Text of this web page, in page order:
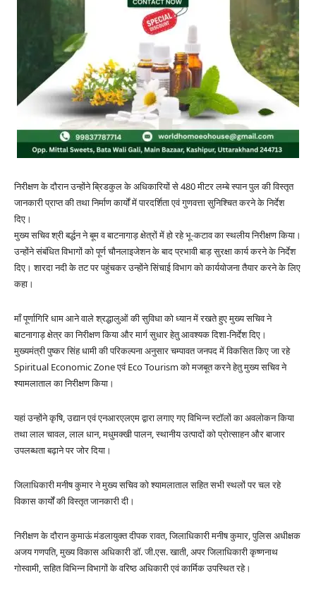
निरीक्षण के दौरान उन्होंने ब्रिडकुल के अधिकारियों से 480 मीटर लम्बे स्पान पुल की विस्तृत
जानकारी प्राप्त की तथा निर्माण कार्यों में पारदर्शिता एवं गुणवत्ता सुनिश्चित करने के निर्देश
दिए।
मुख्य सचिव श्री बर्द्धन ने बूम व बाटनागाड़ क्षेत्रों में हो रहे भू-कटाव का स्थलीय निरीक्षण किया।
उन्होंने संबंधित विभागों को पूर्ण चौनलाइजेशन के बाद प्रभावी बाड़ सुरक्षा कार्य करने के निर्देश
दिए। शारदा नदी के तट पर पहुंचकर उन्होंने सिंचाई विभाग को कार्ययोजना तैयार करने के लिए
कहा।
माँ पूर्णागिरि धाम आने वाले श्रद्धालुओं की सुविधा को ध्यान में रखते हुए मुख्य सचिव ने
बाटनागाड़ क्षेत्र का निरीक्षण किया और मार्ग सुधार हेतु आवश्यक दिशा-निर्देश दिए।
मुख्यमंत्री पुष्कर सिंह धामी की परिकल्पना अनुसार चम्पावत जनपद में विकसित किए जा रहे
Spiritual Economic Zone एवं Eco Tourism को मजबूत करने हेतु मुख्य सचिव ने
श्यामलाताल का निरीक्षण किया।
यहां उन्होंने कृषि, उद्यान एवं एनआरएलएम द्वारा लगाए गए विभिन्न स्टॉलों का अवलोकन किया
तथा लाल चावल, लाल धान, मधुमक्खी पालन, स्थानीय उत्पादों को प्रोत्साहन और बाजार
उपलब्धता बढ़ाने पर जोर दिया।
जिलाधिकारी मनीष कुमार ने मुख्य सचिव को श्यामलाताल सहित सभी स्थलों पर चल रहे
विकास कार्यों की विस्तृत जानकारी दी।
निरीक्षण के दौरान कुमाऊं मंडलायुक्त दीपक रावत, जिलाधिकारी मनीष कुमार, पुलिस अधीक्षक
अजय गणपति, मुख्य विकास अधिकारी डॉ. जी.एस. खाती, अपर जिलाधिकारी कृष्णनाथ
गोस्वामी, सहित विभिन्न विभागों के वरिष्ठ अधिकारी एवं कार्मिक उपस्थित रहे।